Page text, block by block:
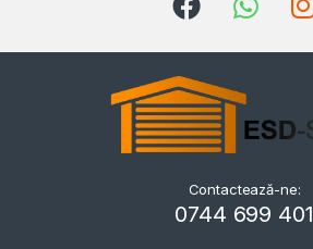
Kriszta
Contactează-ne:
0744 699 401